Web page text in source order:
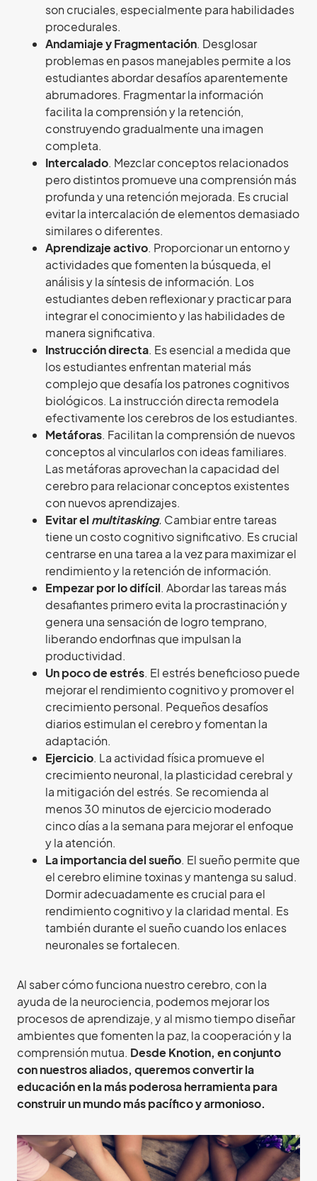
son cruciales, especialmente para habilidades
procedurales.
Andamiaje y Fragmentación. Desglosar
problemas en pasos manejables permite a los
estudiantes abordar desafíos aparentemente
abrumadores. Fragmentar la información
facilita la comprensión y la retención,
construyendo gradualmente una imagen
completa.
Intercalado. Mezclar conceptos relacionados
pero distintos promueve una comprensión más
profunda y una retención mejorada. Es crucial
evitar la intercalación de elementos demasiado
similares o diferentes.
Aprendizaje activo. Proporcionar un entorno y
actividades que fomenten la búsqueda, el
análisis y la síntesis de información. Los
estudiantes deben reflexionar y practicar para
integrar el conocimiento y las habilidades de
manera significativa.
Instrucción directa. Es esencial a medida que
los estudiantes enfrentan material más
complejo que desafía los patrones cognitivos
biológicos. La instrucción directa remodela
efectivamente los cerebros de los estudiantes.
Metáforas. Facilitan la comprensión de nuevos
conceptos al vincularlos con ideas familiares.
Las metáforas aprovechan la capacidad del
cerebro para relacionar conceptos existentes
con nuevos aprendizajes.
Evitar el multitasking. Cambiar entre tareas
tiene un costo cognitivo significativo. Es crucial
centrarse en una tarea a la vez para maximizar el
rendimiento y la retención de información.
Empezar por lo difícil. Abordar las tareas más
desafiantes primero evita la procrastinación y
genera una sensación de logro temprano,
liberando endorfinas que impulsan la
productividad.
Un poco de estrés. El estrés beneficioso puede
mejorar el rendimiento cognitivo y promover el
crecimiento personal. Pequeños desafíos
diarios estimulan el cerebro y fomentan la
adaptación.
Ejercicio. La actividad física promueve el
crecimiento neuronal, la plasticidad cerebral y
la mitigación del estrés. Se recomienda al
menos 30 minutos de ejercicio moderado
cinco días a la semana para mejorar el enfoque
y la atención.
La importancia del sueño. El sueño permite que
el cerebro elimine toxinas y mantenga su salud.
Dormir adecuadamente es crucial para el
rendimiento cognitivo y la claridad mental. Es
también durante el sueño cuando los enlaces
neuronales se fortalecen.
Al saber cómo funciona nuestro cerebro, con la
ayuda de la neurociencia, podemos mejorar los
procesos de aprendizaje, y al mismo tiempo diseñar
ambientes que fomenten la paz, la cooperación y la
comprensión mutua. Desde Knotion, en conjunto
con nuestros aliados, queremos convertir la
educación en la más poderosa herramienta para
construir un mundo más pacífico y armonioso.